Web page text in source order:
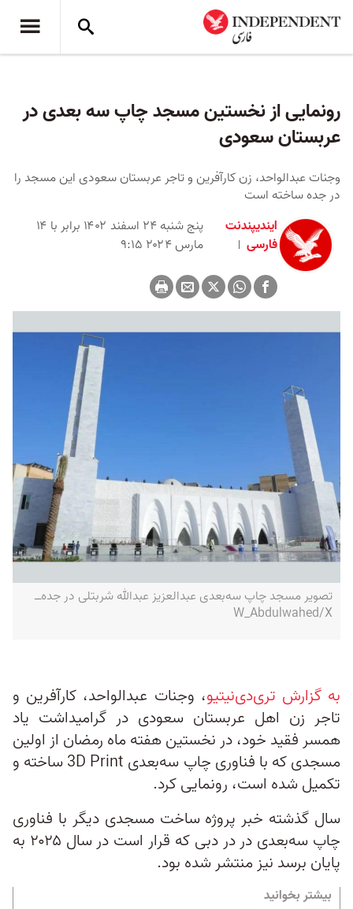
رونمایی از نخستین مسجد چاپ سه ‌بعدی در
عربستان سعودی
وجنات عبدالواحد، زن کارآفرین و تاجر عربستان سعودی این مسجد را
در جده ساخته است
ایندیپندنت
فارسی
پنج شنبه ۲۴ اسفند ۱۴۰۲ برابر با ۱۴
مارس ۲۰۲۴ ۹:۱۵
تصویر مسجد چاپ سه‌بعدی عبدالعزیز عبدالله شربتلی در جده‌ــ
W_Abdulwahed/X
به گزارش تری‌دی‌نیتیو، وجنات عبدالواحد، کارآفرین و
تاجر زن اهل عربستان سعودی در گرامیداشت یاد
همسر فقید خود، در نخستین هفته ماه رمضان از اولین
مسجدی که با فناوری چاپ سه‌بعدی 3D Print ساخته و
تکمیل شده است، رونمایی کرد.
سال گذشته خبر پروژه ساخت مسجدی دیگر با فناوری
چاپ سه‌بعدی در در دبی که قرار است در سال ۲۰۲۵ به
پایان برسد نیز منتشر شده بود.
بیشتر بخوانید